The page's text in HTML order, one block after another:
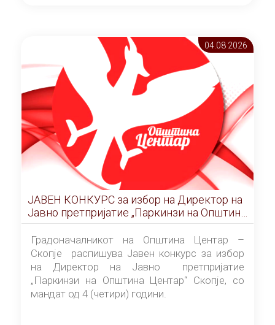
Скопје” број 9/2026), за времетраење од 3
(три) години од денот на потпишувањето на
Договорот за закуп со најповолниот
понудувач.
04.08 2026
ЈАВЕН КОНКУРС за избор на Директор на
Јавно претпријатие „Паркинзи на Општина
Центар“ – Скопје
Градоначалникот на Општина Центар –
Скопје распишува Јавен конкурс за избор
на Директор на Јавно претпријатие
„Паркинзи на Општина Центар“ Скопје, со
мандат од 4 (четири) години.